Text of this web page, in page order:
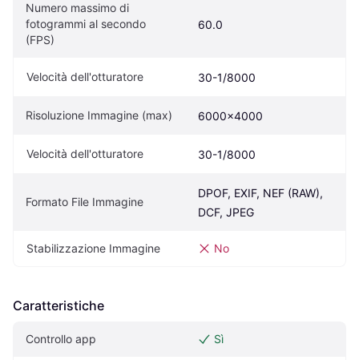
Numero massimo di
fotogrammi al secondo
(FPS)
60.0
Velocità dell'otturatore 30-1/8000
Risoluzione Immagine (max) 6000x4000
Velocità dell'otturatore 30-1/8000
Formato File Immagine
DPOF, EXIF, NEF (RAW),
DCF, JPEG
Stabilizzazione Immagine No
Caratteristiche
Controllo app Sì